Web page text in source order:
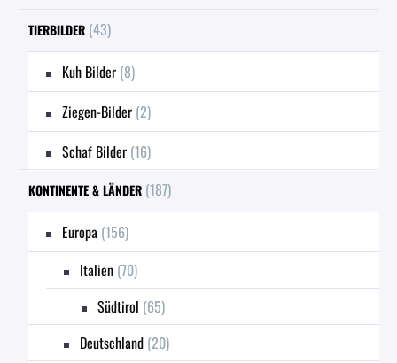
TIERBILDER (43)
Kuh Bilder (8)
Ziegen-Bilder (2)
Schaf Bilder (16)
KONTINENTE & LÄNDER (187)
Europa (156)
Italien (70)
Südtirol (65)
Deutschland (20)